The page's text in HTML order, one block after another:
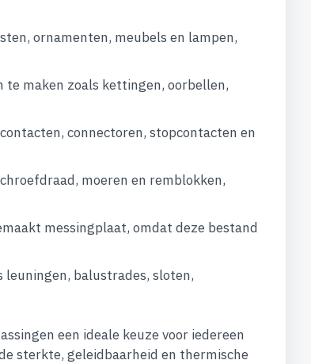
ornamenten, meubels en lampen,
maken zoals kettingen, oorbellen,
connectoren, stopcontacten en
moeren en remblokken,
messingplaat, omdat deze bestand
balustrades, sloten,
een ideale keuze voor iedereen
sterkte, geleidbaarheid en thermische